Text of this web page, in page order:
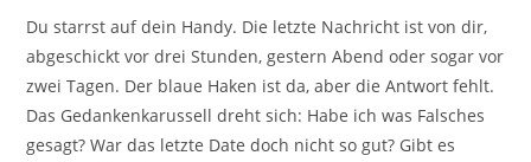
Du starrst auf dein Handy. Die letzte Nachricht ist von dir,
abgeschickt vor drei Stunden, gestern Abend oder sogar vor
zwei Tagen. Der blaue Haken ist da, aber die Antwort fehlt.
Das Gedankenkarussell dreht sich: Habe ich was Falsches
gesagt? War das letzte Date doch nicht so gut? Gibt es